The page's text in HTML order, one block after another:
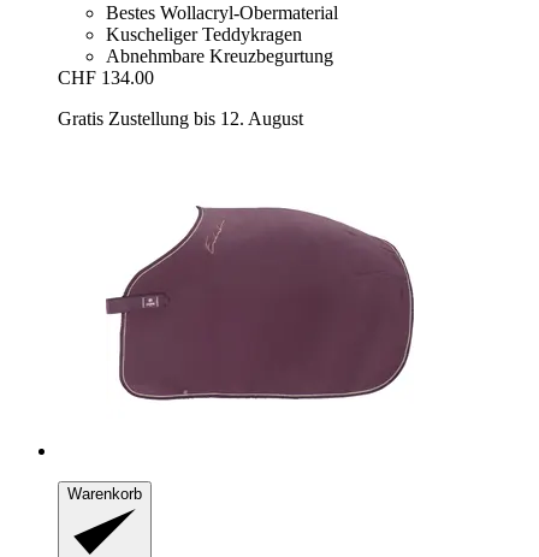
Bestes Wollacryl-Obermaterial
Kuscheliger Teddykragen
Abnehmbare Kreuzbegurtung
CHF 134.00
Gratis Zustellung bis 12. August
Warenkorb